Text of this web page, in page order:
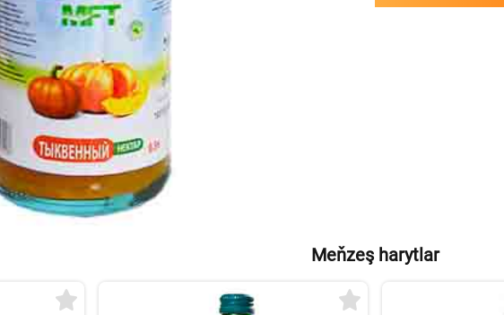
Meňzeş harytlar